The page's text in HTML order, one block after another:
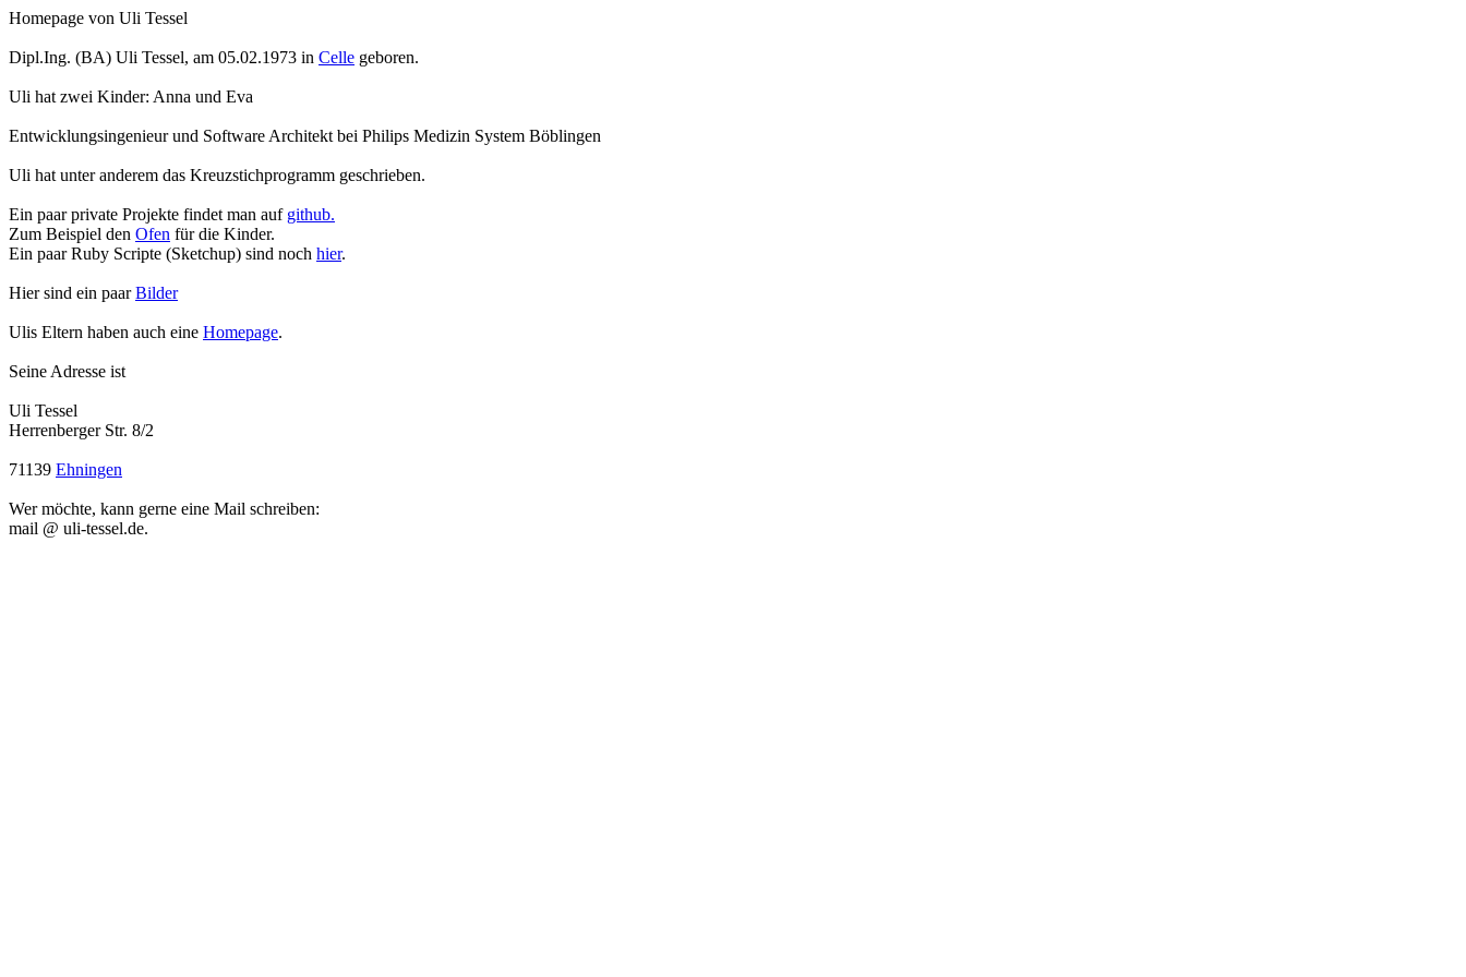
Homepage von Uli Tessel
Dipl.Ing. (BA) Uli Tessel, am 05.02.1973 in Celle geboren.
Uli hat zwei Kinder: Anna und Eva
Entwicklungsingenieur und Software Architekt bei Philips Medizin System Böblingen
Uli hat unter anderem das Kreuzstichprogramm geschrieben.
Ein paar private Projekte findet man auf github.
Zum Beispiel den Ofen für die Kinder.
Ein paar Ruby Scripte (Sketchup) sind noch hier.
Hier sind ein paarBilder
Ulis Eltern haben auch eine Homepage.
Seine Adresse ist
Uli Tessel
Herrenberger Str. 8/2
71139 Ehningen
Wer möchte, kann gerne eine Mail schreiben:
mail @ uli-tessel.de.